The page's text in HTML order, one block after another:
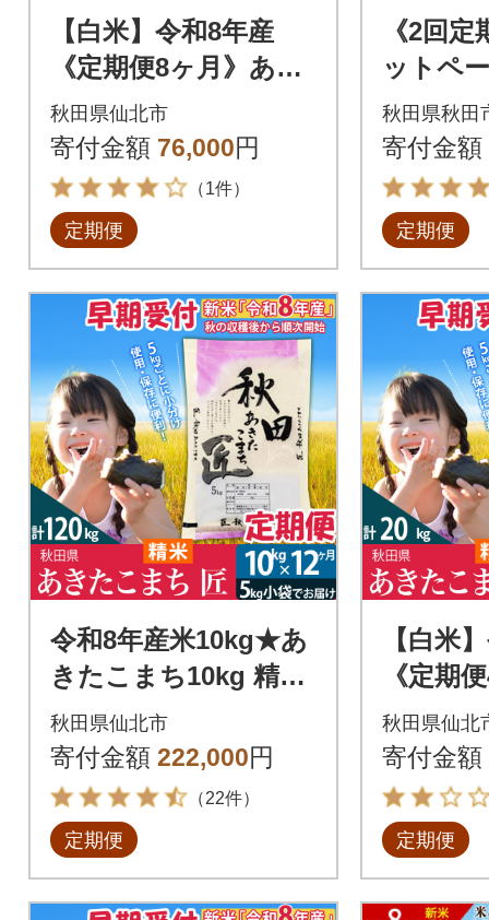
【白米】令和8年産
《定期便8ヶ月》あき
たこまち 5kg 匠|02_s
nk-010308
秋田県仙北市
寄付金額 76,000円
（1件）
定期便
《2回
ットペ
ち 8個
sc-
秋田県秋田
寄付金額
定期便
令和8年産米10kg★あ
きたこまち10kg 精米
定期便12回 匠|02_snk
-010612
秋田県仙北市
寄付金額 222,000円
（22件）
定期便
【白米
《定期
たこま
nk-
秋田県仙北
寄付金額
定期便